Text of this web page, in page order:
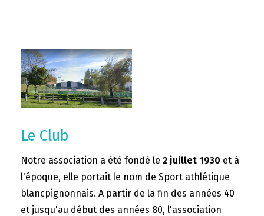
Le Club
Notre association a été fondé le 2 juillet 1930 et à
l'époque, elle portait le nom de Sport athlétique
blancpignonnais. A partir de la fin des années 40
et jusqu'au début des années 80, l'association